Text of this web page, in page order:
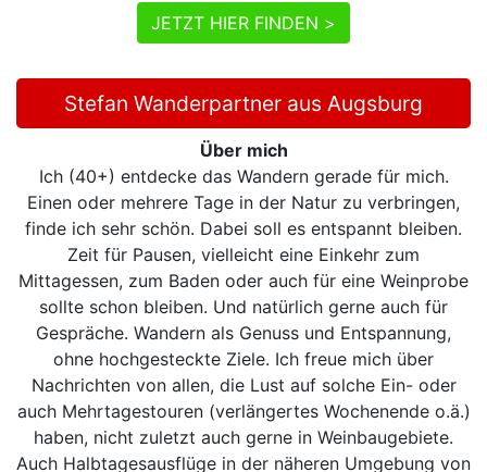
JETZT HIER FINDEN >
Stefan Wanderpartner aus Augsburg
Über mich
Ich (40+) entdecke das Wandern gerade für mich.
Einen oder mehrere Tage in der Natur zu verbringen,
finde ich sehr schön. Dabei soll es entspannt bleiben.
Zeit für Pausen, vielleicht eine Einkehr zum
Mittagessen, zum Baden oder auch für eine Weinprobe
sollte schon bleiben. Und natürlich gerne auch für
Gespräche. Wandern als Genuss und Entspannung,
ohne hochgesteckte Ziele. Ich freue mich über
Nachrichten von allen, die Lust auf solche Ein- oder
auch Mehrtagestouren (verlängertes Wochenende o.ä.)
haben, nicht zuletzt auch gerne in Weinbaugebiete.
Auch Halbtagesausflüge in der näheren Umgebung von